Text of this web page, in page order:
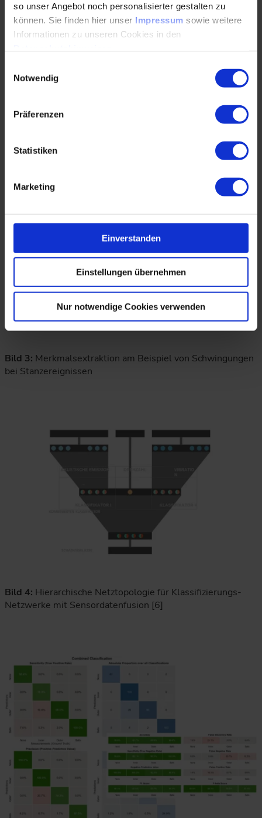
so unser Angebot noch personalisierter gestalten zu
können. Sie finden hier unser Impressum sowie weitere
Informationen zu unseren Cookies in den
Notwendig
Präferenzen
Statistiken
Marketing
Einverstanden
Einstellungen übernehmen
Nur notwendige Cookies verwenden
Bild 2:Visualisierung der Klassifikationsergebnisse per
Bild 3: Merkmalsextraktion am Beispiel von Schwingungen
bei Stanzereignissen
Bild 4: Hierarchische Netztopologie für Klassifizierungs-
Netzwerke mit Sensordatenfusion [6]